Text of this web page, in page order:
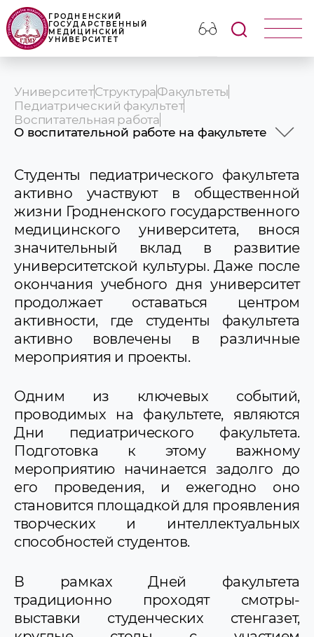
ГРОДНЕНСКИЙ
ГОСУДАРСТВЕННЫЙ
МЕДИЦИНСКИЙ
УНИВЕРСИТЕТ
УниверситетСтруктураФакультеты
Педиатрический факультет
Воспитательная работа
О воспитательной работе на факультете
Кураторы факультета
Проекты педиатрического факультета
Студенческая жизнь
Студенты педиатрического факультета
активно участвуют в общественной
жизни Гродненского государственного
медицинского университета, внося
значительный вклад в развитие
университетской культуры. Даже после
окончания учебного дня университет
продолжает оставаться центром
активности, где студенты факультета
активно вовлечены в различные
мероприятия и проекты.
Одним из ключевых событий,
проводимых на факультете, являются
Дни педиатрического факультета.
Подготовка к этому важному
мероприятию начинается задолго до
его проведения, и ежегодно оно
становится площадкой для проявления
творческих и интеллектуальных
способностей студентов.
В рамках Дней факультета
традиционно проходят смотры-
выставки студенческих стенгазет,